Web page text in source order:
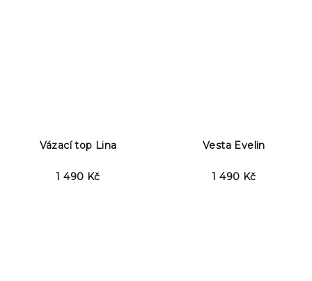
Vázací top Lina
1 490 Kč
Vesta Evelin
1 490 Kč